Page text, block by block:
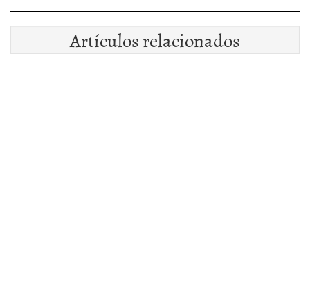
Artículos relacionados